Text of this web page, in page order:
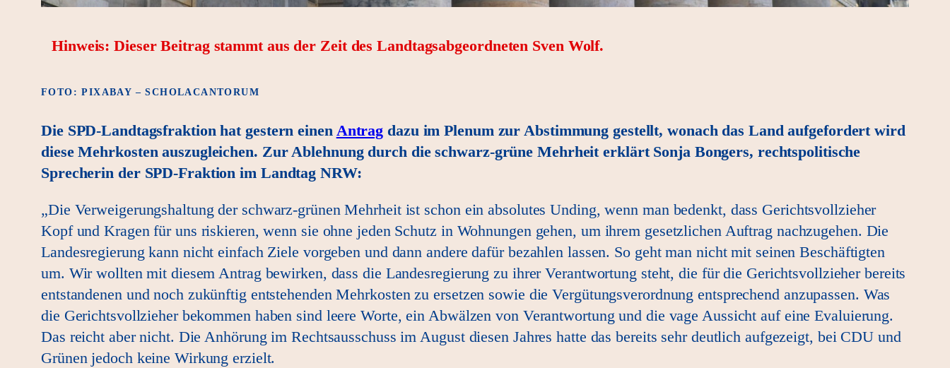
Hinweis: Dieser Beitrag stammt aus der Zeit des Landtagsabgeordneten Sven Wolf.
FOTO: PIXABAY – SCHOLACANTORUM
Die SPD-Landtagsfraktion hat gestern einen Antrag dazu im Plenum zur Abstimmung gestellt, wonach das Land aufgefordert wird
diese Mehrkosten auszugleichen. Zur Ablehnung durch die schwarz-grüne Mehrheit erklärt Sonja Bongers, rechtspolitische
Sprecherin der SPD-Fraktion im Landtag NRW:
„Die Verweigerungshaltung der schwarz-grünen Mehrheit ist schon ein absolutes Unding, wenn man bedenkt, dass Gerichtsvollzieher
Kopf und Kragen für uns riskieren, wenn sie ohne jeden Schutz in Wohnungen gehen, um ihrem gesetzlichen Auftrag nachzugehen. Die
Landesregierung kann nicht einfach Ziele vorgeben und dann andere dafür bezahlen lassen. So geht man nicht mit seinen Beschäftigten
um. Wir wollten mit diesem Antrag bewirken, dass die Landesregierung zu ihrer Verantwortung steht, die für die Gerichtsvollzieher bereits
entstandenen und noch zukünftig entstehenden Mehrkosten zu ersetzen sowie die Vergütungsverordnung entsprechend anzupassen. Was
die Gerichtsvollzieher bekommen haben sind leere Worte, ein Abwälzen von Verantwortung und die vage Aussicht auf eine Evaluierung.
Das reicht aber nicht. Die Anhörung im Rechtsausschuss im August diesen Jahres hatte das bereits sehr deutlich aufgezeigt, bei CDU und
Grünen jedoch keine Wirkung erzielt.